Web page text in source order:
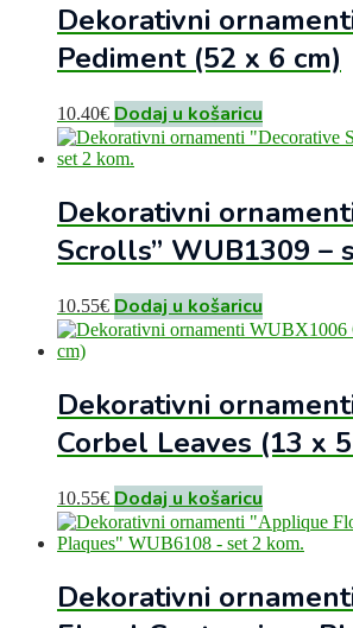
Dekorativni
Pediment (52 x 6 cm)
10.40€ Dodaj u košaricu
Dekorativni
Scrolls” WUB1309 –
10.55€ Dodaj u košaricu
Dekorativni
Corbel Leaves (13 x
10.55€ Dodaj u košaricu
Dekorativni